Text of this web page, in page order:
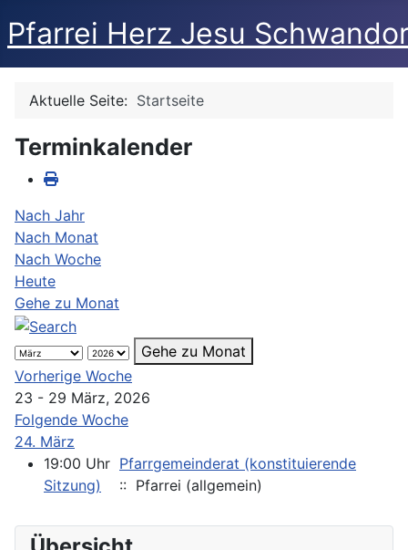
Pfarrei Herz Jesu
Aktuelle Seite: Startseite
Terminkalender
Nach Jahr
Nach Monat
Nach Woche
Heute
Gehe zu Monat
Gehe zu Monat
Vorherige Woche
23 - 29 März, 2026
Folgende Woche
24. März
19:00 Uhr Pfarrgemeinderat (konstituierende
Sitzung)
:: Pfarrei (allgemein)